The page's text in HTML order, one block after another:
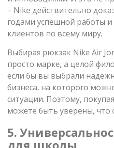
– Nike действительно
годами успешной работы
клиентов по всему миру.
Выбирая рюкзак Nike Air
просто марке, а целой
если бы вы выбрали
бизнеса, на которого
ситуации. Поэтому,
можете быть уверены, что
5.
для школы